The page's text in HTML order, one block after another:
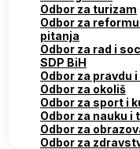
Odbor za turizam
Odbor za
pitanja
Odbor za rad i
SDP BiH
Odbor za pravdu
Odbor za okoliš
Odbor za sport i
Odbor za nauku i
Odbor za
Odbor za